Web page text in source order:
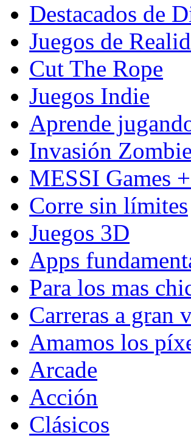
Destacados de
Juegos de
Cut The Rope
Juegos Indie
Aprende
Invasión Zombie
MESSI Games
Corre sin límites
Juegos 3D
Apps
Para los mas
Carreras a gran
Amamos los
Arcade
Acción
Clásicos